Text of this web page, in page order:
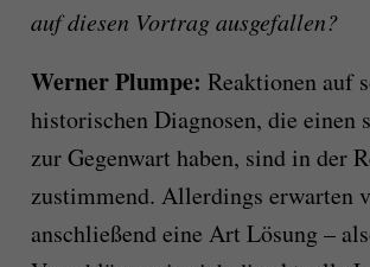
auf diesen Vortrag ausgefallen?
Werner Plumpe: Reaktionen auf
historischen Diagnosen, die einen
zur Gegenwart haben, sind in der
zustimmend. Allerdings erwarten
anschließend eine Art Lösung –